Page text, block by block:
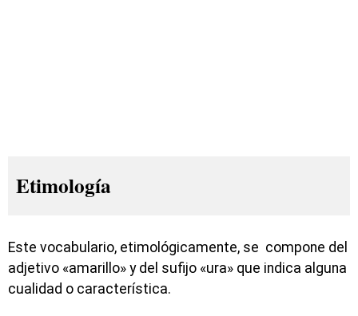
Etimología
Este vocabulario, etimológicamente, se compone del
adjetivo «amarillo» y del sufijo «ura» que indica alguna
cualidad o característica.